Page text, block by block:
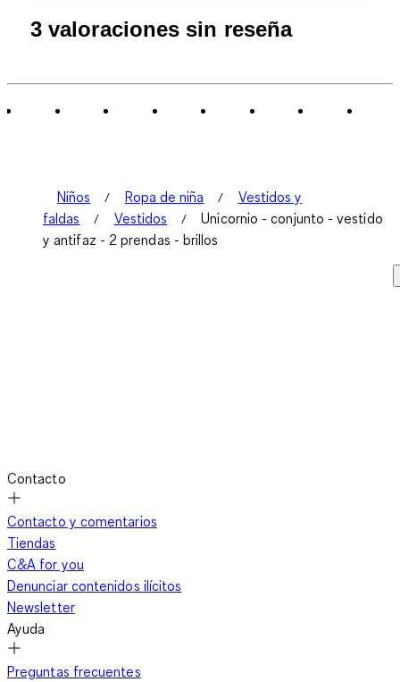
3 valoraciones sin reseña
Niños Ropa de niña
Vestidos y
faldas
Vestidos
Unicornio - conjunto - vestido
y antifaz - 2 prendas - brillos
Contacto
Contacto y comentarios
Tiendas
C&A for you
Denunciar contenidos ilícitos
Newsletter
Ayuda
Preguntas frecuentes